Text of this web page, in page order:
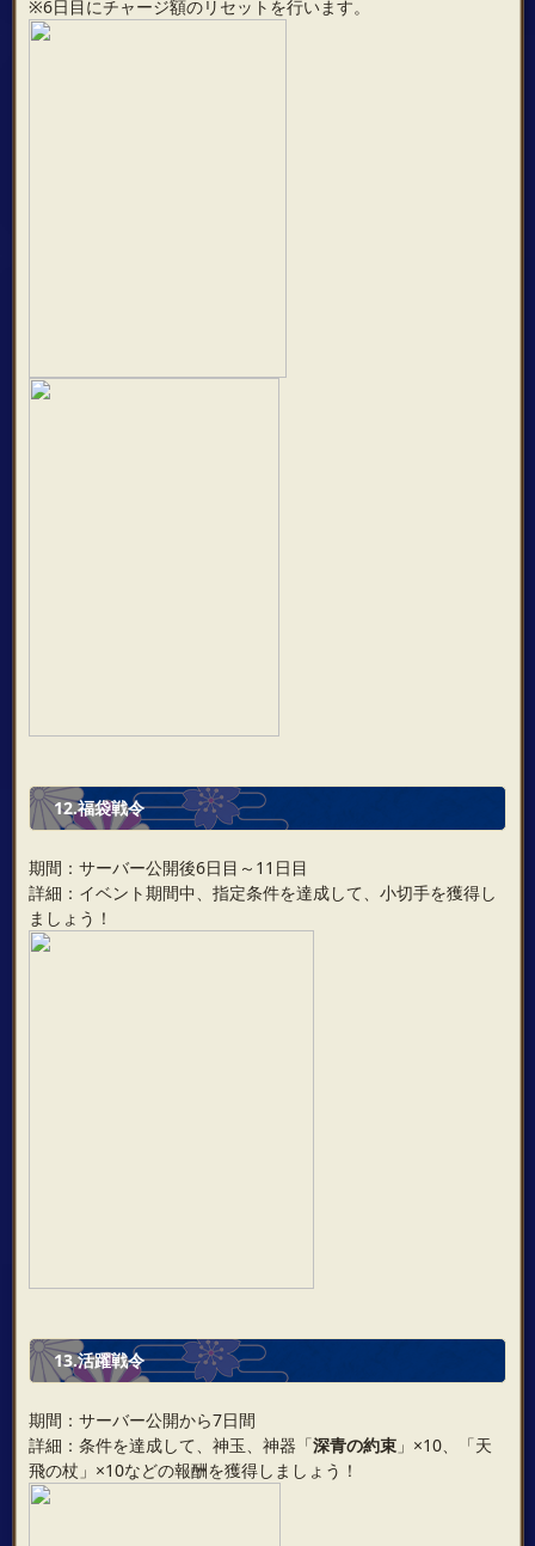
※6日目にチャージ額のリセットを行います。
12.福袋戦令
期間：サーバー公開後6日目～11日目
詳細：イベント期間中、指定条件を達成して、小切手を獲得し
ましょう！
13.活躍戦令
期間：サーバー公開から7日間
詳細：条件を達成して、神玉、神器「深青の約束」×10、「天
飛の杖」×10などの報酬を獲得しましょう！